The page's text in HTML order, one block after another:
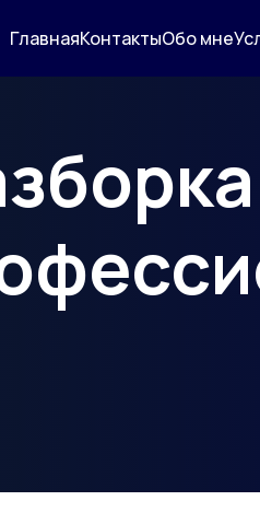
ГлавнаяКонтактыОбо мне